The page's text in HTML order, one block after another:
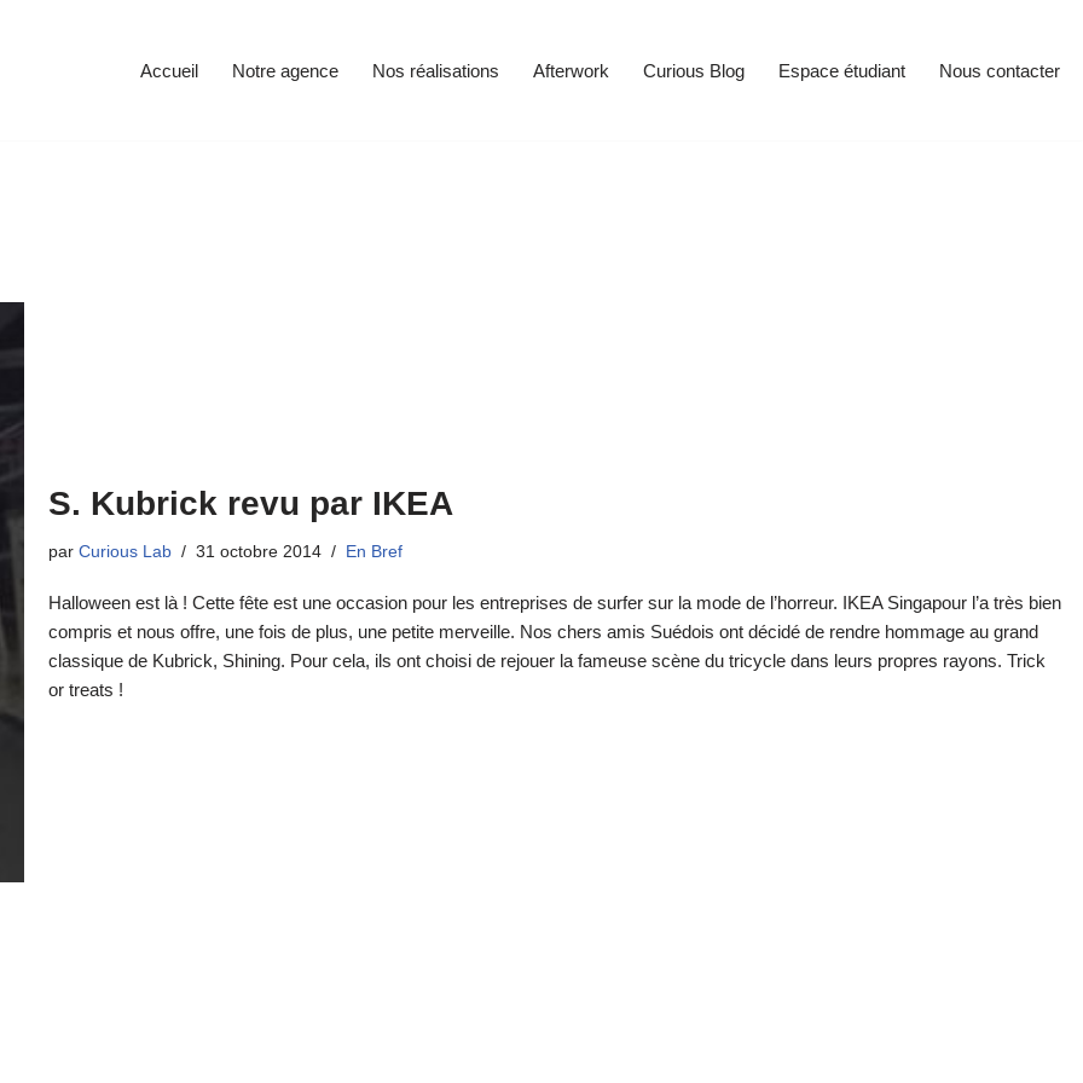
Accueil Notre agence Nos réalisations Afterwork Curious Blog Espace étudiant Nous contacter
S. Kubrick revu par IKEA
par Curious Lab 31 octobre 2014 En Bref
Halloween est là ! Cette fête est une occasion pour les entreprises de surfer sur la mode de l’horreur. IKEA Singapour l’a très bien
compris et nous offre, une fois de plus, une petite merveille. Nos chers amis Suédois ont décidé de rendre hommage au grand
classique de Kubrick, Shining. Pour cela, ils ont choisi de rejouer la fameuse scène du tricycle dans leurs propres rayons. Trick
or treats !